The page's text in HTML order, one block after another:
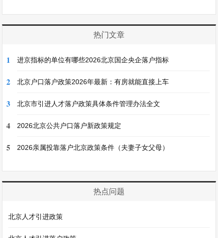
热门文章
1 进京指标的单位有哪些2026北京国企央企落户指标
2 北京户口落户政策2026年最新：有房就能直接上车
3 北京市引进人才落户政策具体条件管理办法全文
4 2026北京公共户口落户新政策规定
5 2026亲属投靠落户北京政策条件（夫妻子女父母）
热点问题
北京人才引进政策